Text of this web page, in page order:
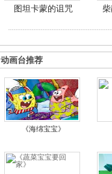
图坦卡蒙的诅咒
动画台推荐
《海绵宝宝》